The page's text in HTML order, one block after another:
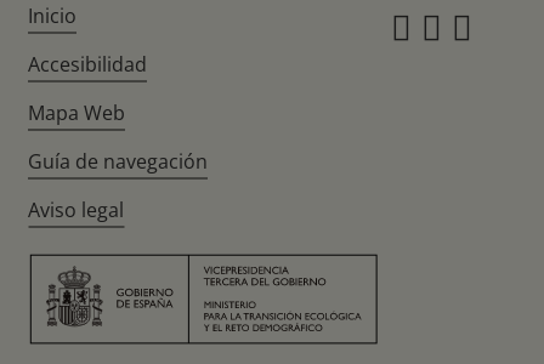
Inicio
Accesibilidad
Mapa Web
Guía de navegación
Aviso legal